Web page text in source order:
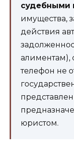
судебными
имущества,
действия
телефон не
юристом.